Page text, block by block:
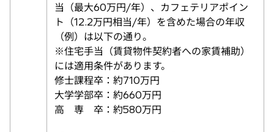
当（最大60万円/年）、カフェテリアポイン
ト（12.2万円相当/年）を含めた場合の年収
（例）は以下の通り。
※住宅手当（賃貸物件契約者への家賃補助）
には適用条件があります。
修士課程卒：約710万円
大学学部卒：約660万円
高 専 卒：約580万円